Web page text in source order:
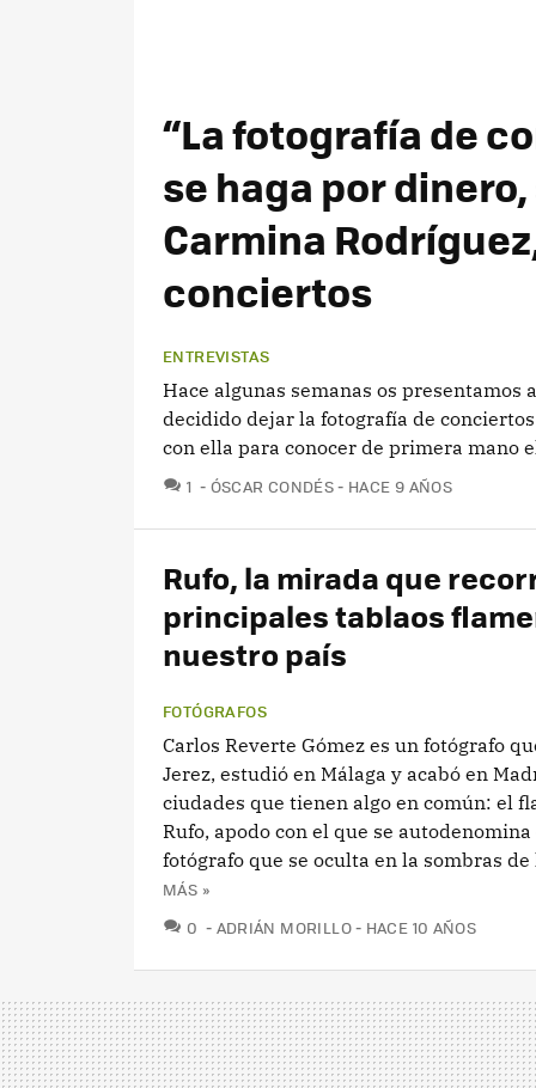
“La fotografía de
se haga por
Carmina
conciertos
ENTREVISTAS
Hace algunas semanas os presentamos
decidido dejar la fotografía de
con ella para conocer de primera mano
1 COMENTARIOS
ÓSCAR CONDÉS HACE 9 AÑOS
Rufo, la mirada que
principales tablaos
nuestro país
FOTÓGRAFOS
Carlos Reverte Gómez es un fotógrafo
Jerez, estudió en Málaga y acabó en
ciudades que tienen algo en común: el
Rufo, apodo con el que se autodenomina
fotógrafo que se oculta en la sombras de
MÁS »
0 COMENTARIOS
ADRIÁN MORILLO HACE 10 AÑOS